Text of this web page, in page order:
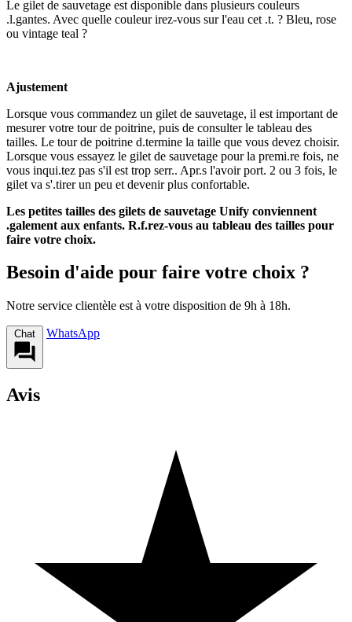
Le gilet de sauvetage est disponible dans plusieurs couleurs
.l.gantes. Avec quelle couleur irez-vous sur l'eau cet .t. ? Bleu, rose
ou vintage teal ?
Ajustement
Lorsque vous commandez un gilet de sauvetage, il est important de
mesurer votre tour de poitrine, puis de consulter le tableau des
tailles. Le tour de poitrine d.termine la taille que vous devez choisir.
Lorsque vous essayez le gilet de sauvetage pour la premi.re fois, ne
vous inqui.tez pas s'il est trop serr.. Apr.s l'avoir port. 2 ou 3 fois, le
gilet va s'.tirer un peu et devenir plus confortable.
Les petites tailles des gilets de sauvetage Unify conviennent
.galement aux enfants. R.f.rez-vous au tableau des tailles pour
faire votre choix.
Besoin d'aide pour faire votre choix ?
Notre service clientèle est à votre disposition de 9h à 18h.
Chat WhatsApp
Avis